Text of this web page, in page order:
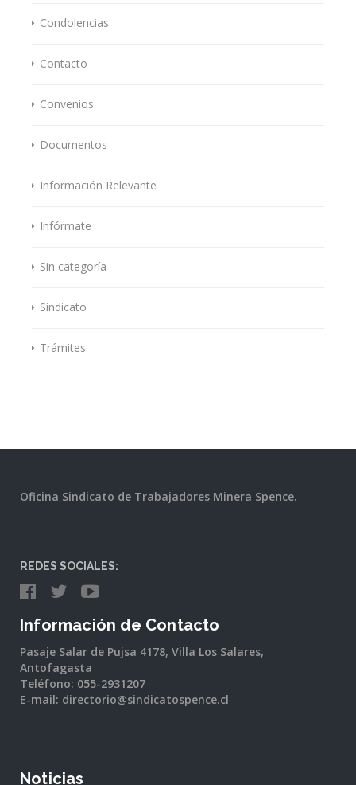
Condolencias
Contacto
Convenios
Documentos
Información Relevante
Infórmate
Sin categoría
Sindicato
Trámites
Oficina Sindicato de Trabajadores Minera Spence.
REDES SOCIALES:
Información de Contacto
Pasaje Salar de Pujsa 4178, Villa Los Salares,
Antofagasta
Teléfono: 055-2931207
E-mail: directorio@sindicatospence.cl
Noticias